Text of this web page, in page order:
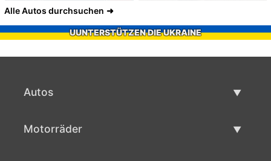
Alle Autos durchsuchen
UUNTERSTÜTZEN DIE UKRAINE
Autos
Motorräder